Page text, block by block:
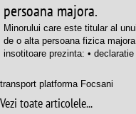
persoana majora.
Minorului care este titular al
de o alta persoana fizica
insotitoare prezinta: •
transport platforma Focsani
Vezi toate articolele...